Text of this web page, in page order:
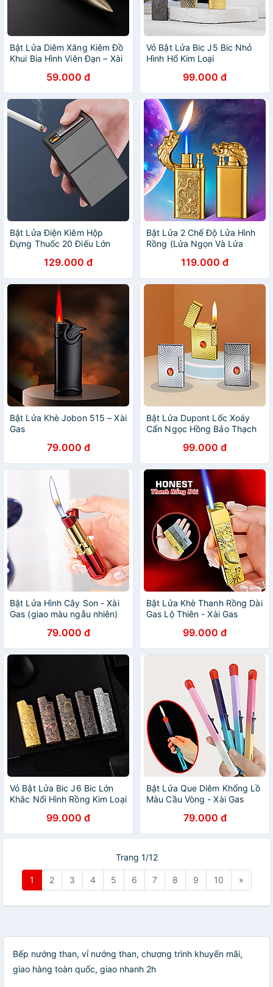
Bật Lửa Diêm Xăng Kiêm Đồ
Khui Bia Hình Viên Đạn – Xài
59.000 đ
Vỏ Bật Lửa Bic J5 Bic Nhỏ
Hình Hổ Kim Loại
99.000 đ
Bật Lửa Điện Kiêm Hộp
Đựng Thuốc 20 Điếu Lớn
129.000 đ
Bật Lửa 2 Chế Độ Lửa Hình
Rồng (Lửa Ngọn Và Lửa
119.000 đ
Bật Lửa Khè Jobon 515 – Xài
Gas
79.000 đ
Bật Lửa Dupont Lốc Xoáy
Cẩn Ngọc Hồng Bảo Thạch
ngẫu nhiên)99.000 đ
Bật Lửa Hình Cây Son - Xài
Gas (giao màu ngẫu nhiên)
79.000 đ
Bật Lửa Khè Thanh Rồng Dài
Gas Lộ Thiên - Xài Gas
99.000 đ
Vỏ Bật Lửa Bic J6 Bic Lớn
Khắc Nổi Hình Rồng Kim Loại
99.000 đ
Bật Lửa Que Diêm Khổng Lồ
Màu Cầu Vòng - Xài Gas
79.000 đ
Trang 1/12
1 2 3 4 5 6 7 8 9 10 »
Bếp nướng than, vỉ nướng than, chương trình khuyến mãi,
giao hàng toàn quốc, giao nhanh 2h